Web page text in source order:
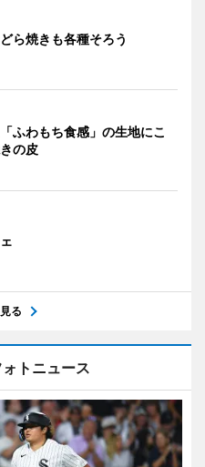
ら焼きも各種そろう
ふわもち食感」の生地にこ
の皮
る
トニュース